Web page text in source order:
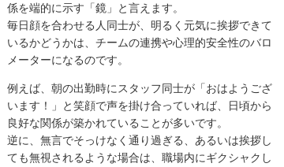
係を端的に示す「鏡」と言えます。
毎日顔を合わせる人同士が、明るく元気に挨拶できて
いるかどうかは、チームの連携や心理的安全性のバロ
メーターになるのです。
例えば、朝の出勤時にスタッフ同士が「おはようござ
います！」と笑顔で声を掛け合っていれば、日頃から
良好な関係が築かれていることが多いです。
逆に、無言でそっけなく通り過ぎる、あるいは挨拶し
ても無視されるような場合は、職場内にギクシャクし